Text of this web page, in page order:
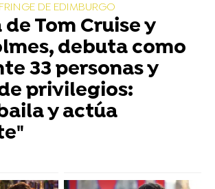
DE EDIMBURGO
Tom Cruise y
debuta como
33 personas y
privilegios:
y actúa